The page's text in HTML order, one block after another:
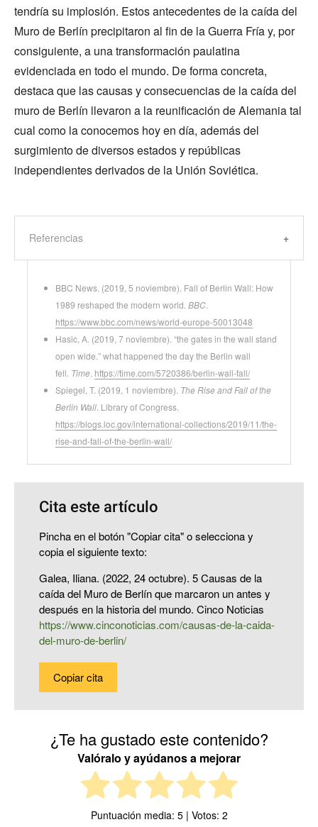
tendría su implosión. Estos antecedentes de la caída del
Muro de Berlín precipitaron al fin de la Guerra Fría y, por
consiguiente, a una transformación paulatina
evidenciada en todo el mundo. De forma concreta,
destaca que las causas y consecuencias de la caída del
muro de Berlín llevaron a la reunificación de Alemania tal
cual como la conocemos hoy en día, además del
surgimiento de diversos estados y repúblicas
independientes derivados de la Unión Soviética.
Referencias
BBC News. (2019, 5 noviembre). Fall of Berlin Wall: How
1989 reshaped the modern world. BBC
https://www.bbc.com/news/world-europe-50013048
Hasic, A. (2019, 7 noviembre). “the gates in the wall stand
open wide.” what happened the day the Berlin wall
fell. Time https://time.com/5720386/berlin-wall-fall/
Spiegel, T. (2019, 1 noviembre). The Rise and Fall of the
Berlin Wall . Library of Congress.
https://blogs.loc.gov/international-collections/2019/11/the-
rise-and-fall-of-the-berlin-wall/
Cita este artículo
Pincha en el botón "Copiar cita" o selecciona y
copia el siguiente texto:
Galea, Iliana. (2022, 24 octubre). 5 Causas de la
caída del Muro de Berlín que marcaron un antes y
después en la historia del mundo. Cinco Noticias
https://www.cinconoticias.com/causas-de-la-caida-
del-muro-de-berlin/
Copiar cita
¿Te ha gustado este contenido?
Valóralo y ayúdanos a mejorar
Puntuación media: 5| Votos: 2